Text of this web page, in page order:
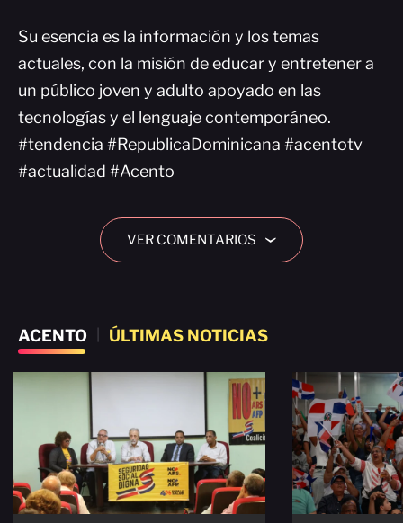
Su esencia es la información y los temas
actuales, con la misión de educar y entretener a
un público joven y adulto apoyado en las
tecnologías y el lenguaje contemporáneo.
#tendencia #RepublicaDominicana #acentotv
#actualidad #Acento
VER COMENTARIOS ›
ACENTO ÚLTIMAS NOTICIAS